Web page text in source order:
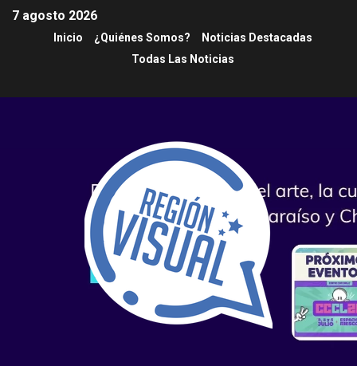
7 agosto 2026
Inicio ¿Quiénes Somos?
Noticias Destacadas
Todas Las Noticias